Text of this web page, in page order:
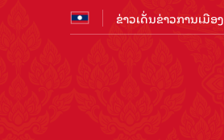
ຂ່າວເດັ່ນຂ່າວການເມືອງ